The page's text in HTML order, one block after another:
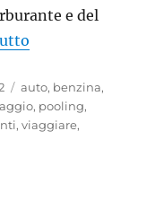
e del
Tag
auto, benzina,
, pooling,
,viaggiare,